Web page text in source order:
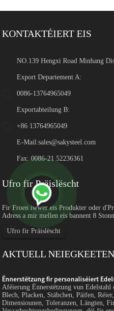
KONTAKTÉIERT EIS
NO.139 Hengxi Road Minhang
Export Departement A:
0086-13764965049
Exportabteilung B:
+86 13764965049
E-Mail:sales@sakysteel.com
Fax: 0086-21 52236361
Ufro fir Präislëscht
Fir Froen iwwer eis Produkter oder
Adress a mir mellen eis bannent 8
Ufro fir Präislëscht
AKTUELL NEIEGKEETEN
Ënnerstëtzung fir personaliséiert
Aféierung Ënnerstëtzung vun
Blech, Placken, Stäbchen, Päifen,
Dimensiounen, Toleranzen, Längten,